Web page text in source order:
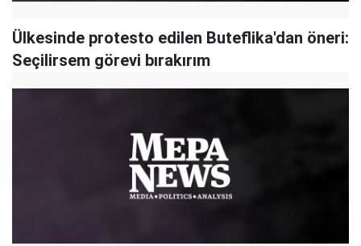
Ülkesinde protesto edilen Buteflika'dan öneri:
Seçilirsem görevi bırakırım